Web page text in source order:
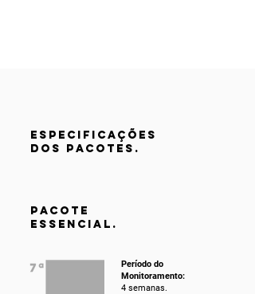
ESPECIFICAÇÕES
DOS PACOTES.
PACOTE
ESSENCIAL.
Período do
Monitoramento:
4 semanas.